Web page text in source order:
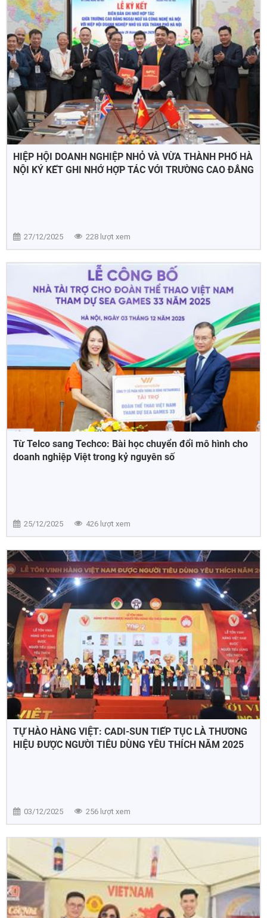
HIỆP HỘI DOANH NGHIỆP NHỎ VÀ VỪA THÀNH PHỐ HÀ
NỘI KÝ KẾT GHI NHỚ HỢP TÁC VỚI TRƯỜNG CAO ĐẲNG
27/12/2025 228 lượt xem
Từ Telco sang Techco: Bài học chuyển đổi mô hình cho
doanh nghiệp Việt trong kỷ nguyên số
25/12/2025 426 lượt xem
TỰ HÀO HÀNG VIỆT: CADI-SUN TIẾP TỤC LÀ THƯƠNG
HIỆU ĐƯỢC NGƯỜI TIÊU DÙNG YÊU THÍCH NĂM 2025
03/12/2025 256 lượt xem